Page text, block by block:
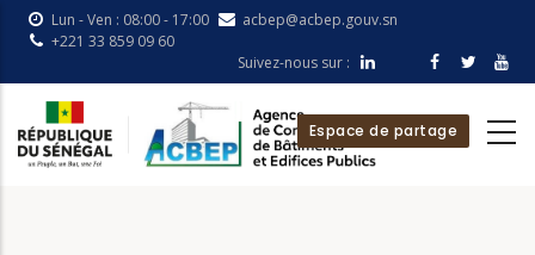
Aller
principal
Lun - Ven : 08:00 - 17:00
acbep@acbep.gouv.sn
+221 33 859 09 60
Suivez-nous sur :
Espace de partage